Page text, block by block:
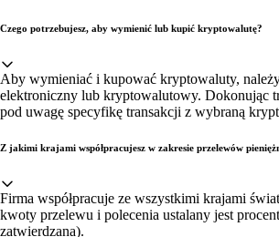
Czego potrzebujesz, aby wymienić lub kupić kryptowalutę?
Aby wymieniać i kupować kryptowaluty,
elektroniczny lub kryptowalutowy. Dokonując
pod uwagę specyfikę transakcji z wybraną
Z jakimi krajami współpracujesz w zakresie przelewów
Firma współpracuje ze wszystkimi krajami
kwoty przelewu i polecenia ustalany jest
zatwierdzana).